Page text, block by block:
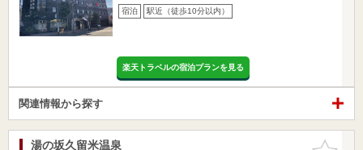
宿泊 駅近（徒歩10分以内）
楽天トラベルの宿泊プランを見る
関連情報から探す
お気に入
湯の坂久留米温泉